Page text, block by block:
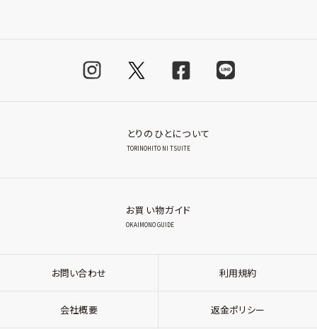
とりのひとについて
TORINOHITO NI TSUITE
お買い物ガイド
OKAIMONO GUIDE
お問い合わせ 利用規約
会社概要 返金ポリシー